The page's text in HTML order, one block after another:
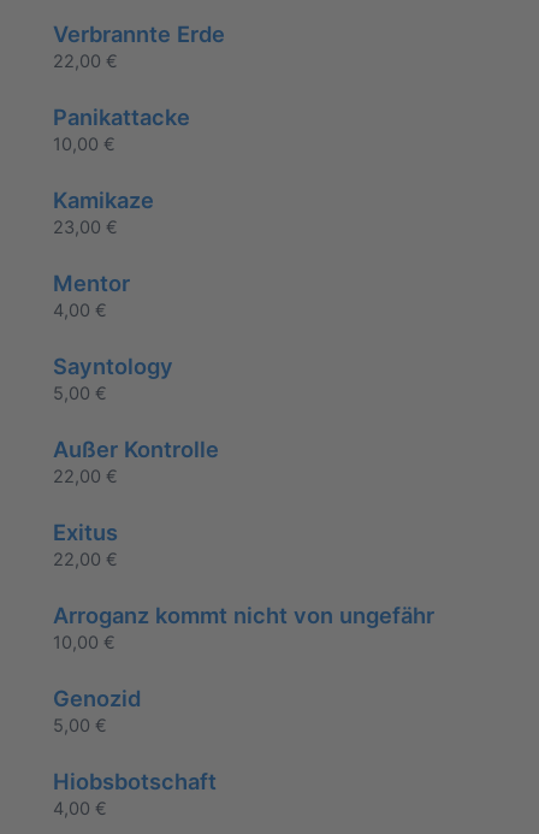
Verbrannte Erde
22,00 €
Panikattacke
10,00 €
Kamikaze
23,00 €
Mentor
4,00 €
Sayntology
5,00 €
Außer Kontrolle
22,00 €
Exitus
22,00 €
Arroganz kommt nicht von ungefähr
10,00 €
Genozid
5,00 €
Hiobsbotschaft
4,00 €